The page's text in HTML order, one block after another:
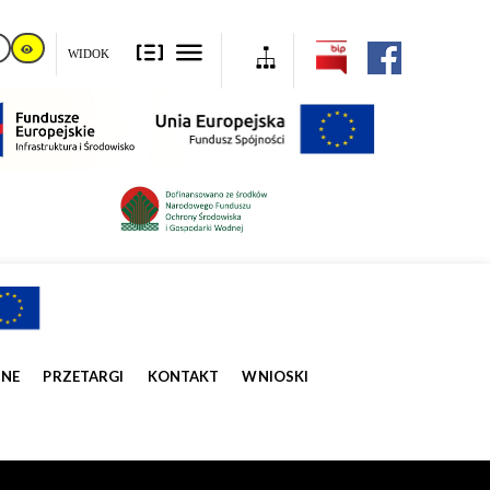
WIDOK
PRZETARGI KONTAKT WNIOSKI